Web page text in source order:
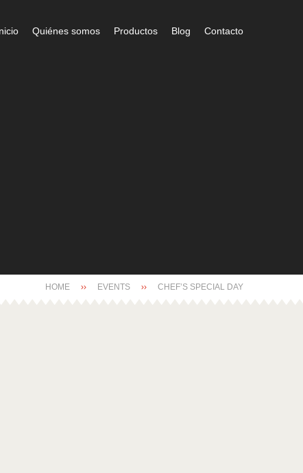
Quiénes somos Productos Blog Contacto
HOME EVENTS CHEF’S SPECIAL DAY